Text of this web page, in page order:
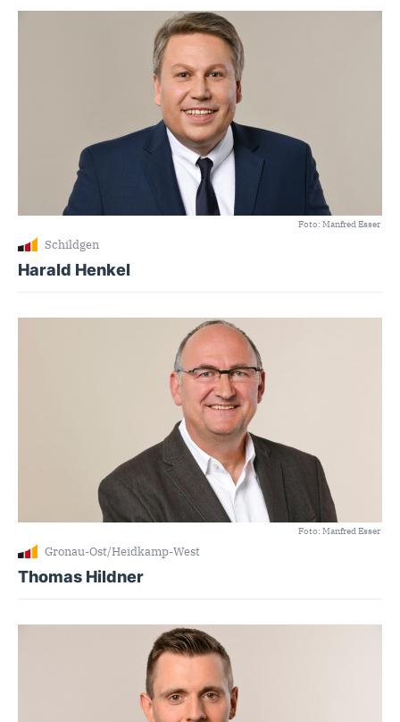
Foto: Manfred Esser
Schildgen
Harald Henkel
Foto: Manfred Esser
Gronau-Ost/Heidkamp-West
Thomas Hildner